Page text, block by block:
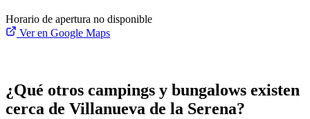
Horario de apertura no disponible
Ver en Google Maps
¿Qué otros campings y bungalows existen
cerca de Villanueva de la Serena?